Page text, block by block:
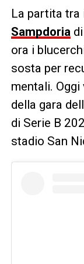
La partita tra
Sampdoriadi
ora i
sosta per
mentali.
della gara
di Serie B
stadio San